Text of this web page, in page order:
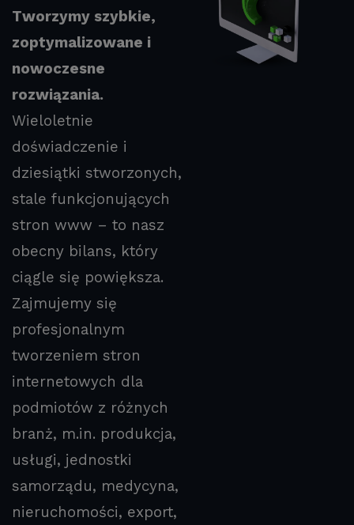
Tworzymy szybkie,
zoptymalizowane i
nowoczesne
rozwiązania.
Wieloletnie
doświadczenie i
dziesiątki stworzonych,
stale funkcjonujących
stron www – to nasz
obecny bilans, który
ciągle się powiększa.
Zajmujemy się
profesjonalnym
tworzeniem stron
internetowych dla
podmiotów z różnych
branż, m.in. produkcja,
usługi, jednostki
samorządu, medycyna,
nieruchomości, export,